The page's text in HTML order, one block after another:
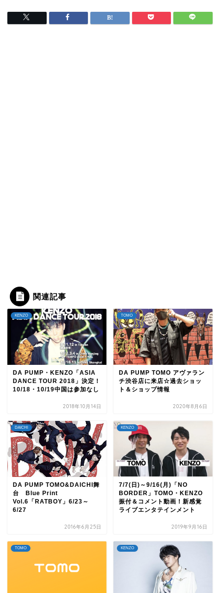
関連記事
KENZO
DA PUMP・KENZO「ASIA
DANCE TOUR 2018」決定！
10/18・10/19中国は参加なし
2018年10月14日
TOMO
DA PUMP TOMO アヴァラン
チ渋谷店に来店☆過去ショッ
ト＆ショップ情報
2020年8月6日
DAICHI
DA PUMP TOMO&DAICHI舞
台 Blue Print
Vol.6「RATBOY」6/23～
6/27
2016年6月25日
KENZO
7/7(日)～9/16(月)「NO
BORDER」TOMO・KENZO
振付＆コメント動画！新感覚
ライブエンタテインメント
2019年9月16日
TOMO KENZO